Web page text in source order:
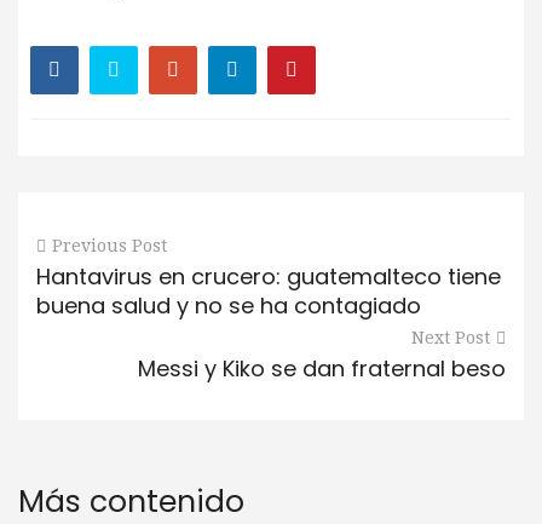
Previous Post
Hantavirus en crucero: guatemalteco tiene
buena salud y no se ha contagiado
Next Post
Messi y Kiko se dan fraternal beso
Más contenido